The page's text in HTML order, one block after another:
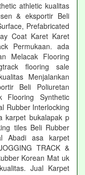
athletic kualitas
& eksportir Beli
Prefabricated
Coat Karet Karet
Permukaan. ada
Melacak Flooring
flooring sale
Menjalankan
Beli Poliuretan
Flooring Synthetic
Rubber Interlocking
karpet bukalapak p
tiles Beli Rubber
Abadi asa karpet
TRACK &
Korean Mat uk
Jual Karpet